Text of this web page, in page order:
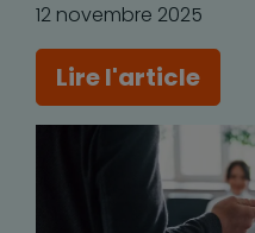
12 novembre 2025
Lire l'article